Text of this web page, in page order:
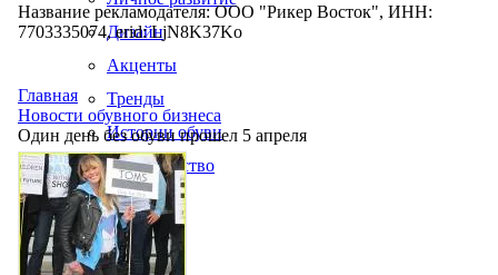
Дизайн
Акценты
Тренды
Истории обуви
Производство
Название рекламодателя: ООО "Рикер Восток", ИНН:
7703335074, erid: LjN8K37Ko
Главная
Новости обувного бизнеса
Один день без обуви прошел 5 апреля